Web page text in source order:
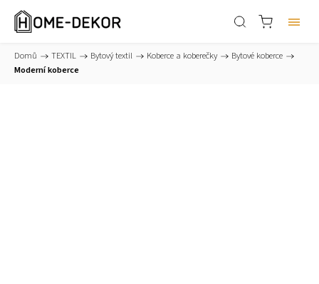
Domů / TEXTIL / Bytový textil / Koberce a koberečky / Bytové koberce /
Moderní koberce